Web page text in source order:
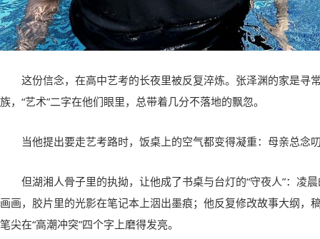
这份信念，在高中艺考的长夜里被反复淬炼。张泽渊的家是寻
族，“艺术”二字在他们眼里，总带着几分不落地的飘忽。
当他提出要走艺考路时，饭桌上的空气都变得凝重：母亲总念
但湖湘人骨子里的执拗，让他成了书桌与台灯的“守夜人”：凌
画画，胶片里的光影在笔记本上洇出墨痕；他反复修改故事大纲，
笔尖在“高潮冲突”四个字上磨得发亮。